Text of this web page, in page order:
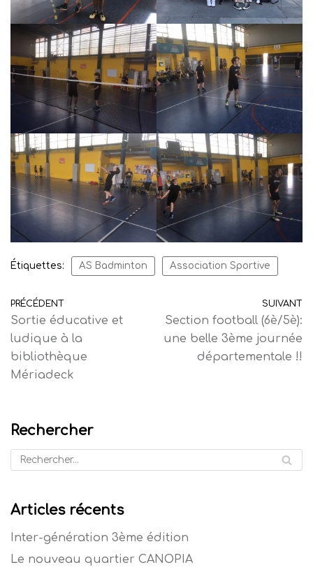
Étiquettes: AS Badminton Association Sportive
PRÉCÉDENT
Sortie éducative et
ludique à la
bibliothèque
Mériadeck
SUIVANT
Section football (6è/5è):
une belle 3ème journée
départementale !!
Rechercher
Articles récents
Inter-génération 3ème édition
Le nouveau quartier CANOPIA